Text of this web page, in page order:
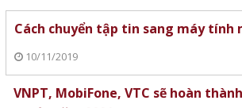
Cách chuyển tập tin sang máy tính
10/11/2019
VNPT, MobiFone, VTC sẽ hoàn